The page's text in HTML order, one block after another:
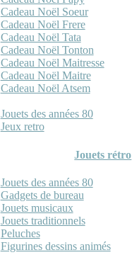
Cadeau Noël Soeur
Cadeau Noël Frere
Cadeau Noël Tata
Cadeau Noël Tonton
Cadeau Noël Maitresse
Cadeau Noël Maitre
Cadeau Noël Atsem
Jouets des années 80
Jeux retro
Jouets rétro
Jouets des années 80
Gadgets de bureau
Jouets musicaux
Jouets traditionnels
Peluches
Figurines dessins animés